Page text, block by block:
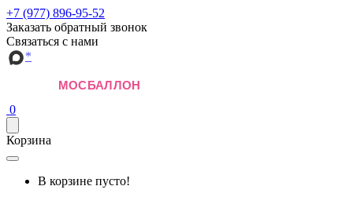
+7 (977) 896-95-52
Заказать обратный звонок
Связаться с нами
*
0
Корзина
В корзине пусто!